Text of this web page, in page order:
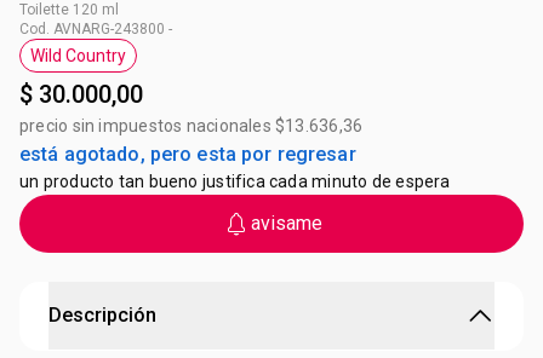
Toilette 120 ml
Cod. AVNARG-243800 -
Etiqueta Wild Country
Wild Country
$ 30.000,00
precio sin impuestos nacionales $13.636,36
está agotado, pero esta por regresar
un producto tan bueno justifica cada minuto de espera
avisame
Descripción